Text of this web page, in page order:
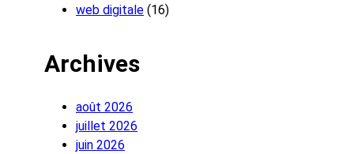
web digitale (16)
Archives
août 2026
juillet 2026
juin 2026